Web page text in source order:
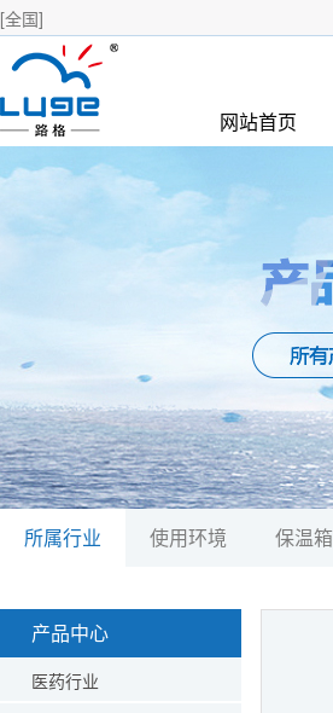
[全国]
网站首页
所属行业 使用环境 保温箱
产品中心
医药行业